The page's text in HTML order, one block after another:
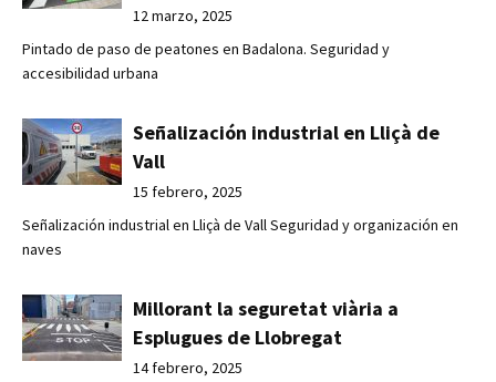
12 marzo, 2025
Pintado de paso de peatones en Badalona. Seguridad y
accesibilidad urbana
Señalización industrial en Lliçà de
Vall
15 febrero, 2025
Señalización industrial en Lliçà de Vall Seguridad y organización en
naves
Millorant la seguretat viària a
Esplugues de Llobregat
14 febrero, 2025